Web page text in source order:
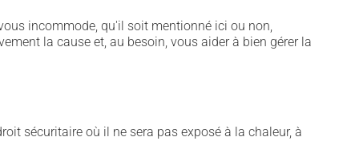
incommode, qu'il soit mentionné ici ou non,
la cause et, au besoin, vous aider à bien gérer la
sécuritaire où il ne sera pas exposé à la chaleur, à